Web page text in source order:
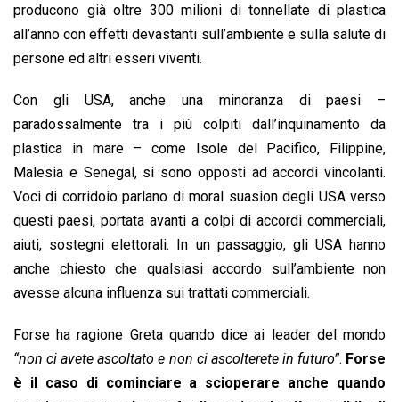
producono già oltre 300 milioni di tonnellate di plastica
all’anno con effetti devastanti sull’ambiente e sulla salute di
persone ed altri esseri viventi.
Con gli USA, anche una minoranza di paesi –
paradossalmente tra i più colpiti dall’inquinamento da
plastica in mare – come Isole del Pacifico, Filippine,
Malesia e Senegal, si sono opposti ad accordi vincolanti.
Voci di corridoio parlano di moral suasion degli USA verso
questi paesi, portata avanti a colpi di accordi commerciali,
aiuti, sostegni elettorali. In un passaggio, gli USA hanno
anche chiesto che qualsiasi accordo sull’ambiente non
avesse alcuna influenza sui trattati commerciali.
Forse ha ragione Greta quando dice ai leader del mondo
“non ci avete ascoltato e non ci ascolterete in futuro”. Forse
è il caso di cominciare a scioperare anche quando